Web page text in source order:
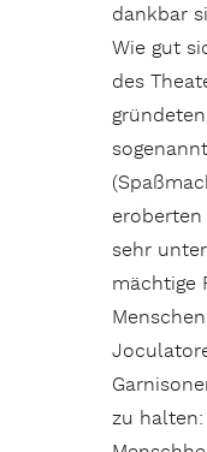
dankbar
Wie gut
des
sehr
mächtige
zu